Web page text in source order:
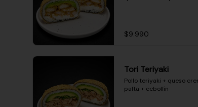
$9.990
Tori Teriyaki
Pollo teriyaki + queso
palta + cebollín